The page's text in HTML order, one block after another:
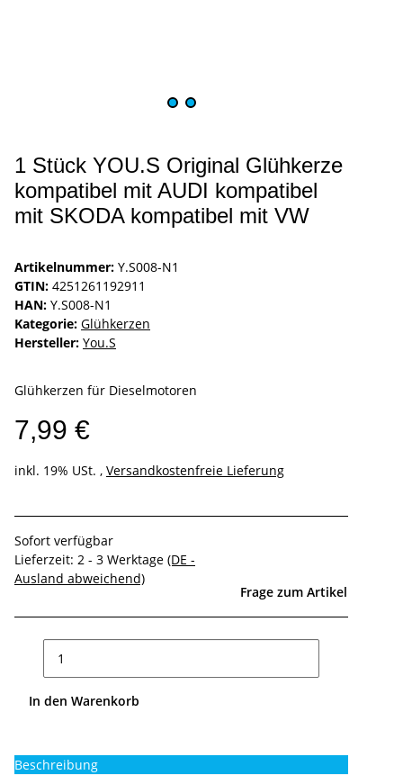
1 Stück YOU.S Original Glühkerze
kompatibel mit AUDI kompatibel
mit SKODA kompatibel mit VW
Artikelnummer: Y.S008-N1
GTIN: 4251261192911
HAN: Y.S008-N1
Kategorie: Glühkerzen
Hersteller: You.S
Glühkerzen für Dieselmotoren
7,99 €
inkl. 19% USt. , Versandkostenfreie Lieferung
Sofort verfügbar
Lieferzeit: 2 - 3 Werktage (DE -
Ausland abweichend)
Frage zum Artikel
In den Warenkorb
Beschreibung